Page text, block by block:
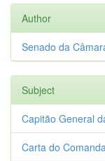
Author
Senado da
Subject
Capitão General
Carta do